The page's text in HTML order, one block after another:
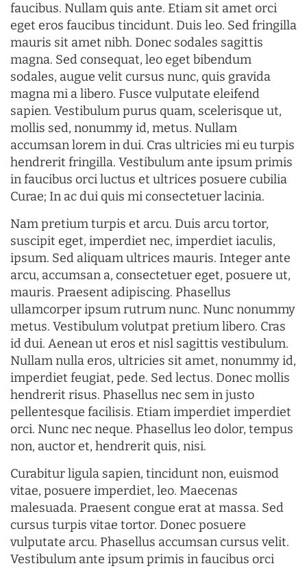
faucibus. Nullam quis ante. Etiam sit amet orci
eget eros faucibus tincidunt. Duis leo. Sed fringilla
mauris sit amet nibh. Donec sodales sagittis
magna. Sed consequat, leo eget bibendum
sodales, augue velit cursus nunc, quis gravida
magna mi a libero. Fusce vulputate eleifend
sapien. Vestibulum purus quam, scelerisque ut,
mollis sed, nonummy id, metus. Nullam
accumsan lorem in dui. Cras ultricies mi eu turpis
hendrerit fringilla. Vestibulum ante ipsum primis
in faucibus orci luctus et ultrices posuere cubilia
Curae; In ac dui quis mi consectetuer lacinia.
Nam pretium turpis et arcu. Duis arcu tortor,
suscipit eget, imperdiet nec, imperdiet iaculis,
ipsum. Sed aliquam ultrices mauris. Integer ante
arcu, accumsan a, consectetuer eget, posuere ut,
mauris. Praesent adipiscing. Phasellus
ullamcorper ipsum rutrum nunc. Nunc nonummy
metus. Vestibulum volutpat pretium libero. Cras
id dui. Aenean ut eros et nisl sagittis vestibulum.
Nullam nulla eros, ultricies sit amet, nonummy id,
imperdiet feugiat, pede. Sed lectus. Donec mollis
hendrerit risus. Phasellus nec sem in justo
pellentesque facilisis. Etiam imperdiet imperdiet
orci. Nunc nec neque. Phasellus leo dolor, tempus
non, auctor et, hendrerit quis, nisi.
Curabitur ligula sapien, tincidunt non, euismod
vitae, posuere imperdiet, leo. Maecenas
malesuada. Praesent congue erat at massa. Sed
cursus turpis vitae tortor. Donec posuere
vulputate arcu. Phasellus accumsan cursus velit.
Vestibulum ante ipsum primis in faucibus orci